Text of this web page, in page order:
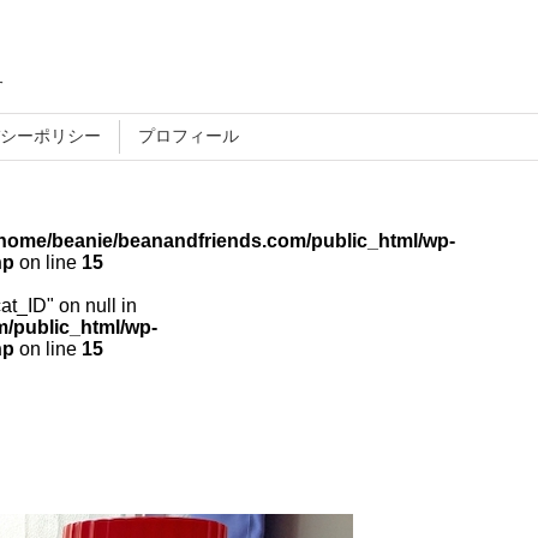
ーポリシー プロフィール
beanie/beanandfriends.com/public_html/wp-
on line 15
on null in
public_html/wp-
on line 15